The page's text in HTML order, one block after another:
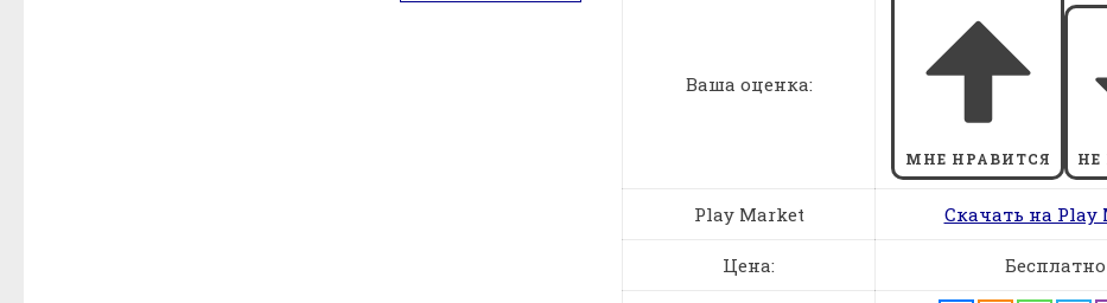
Ваша оценка:
МНЕ НРАВИТСЯ НЕ
Play Market Скачать на Play
Цена: Бесплатно